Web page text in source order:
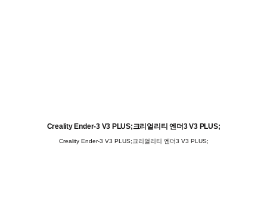
Creality Ender-3 V3 PLUS;크리얼리티 엔더3 V3 PLUS;
Creality Ender-3 V3 PLUS;크리얼리티 엔더3 V3 PLUS;